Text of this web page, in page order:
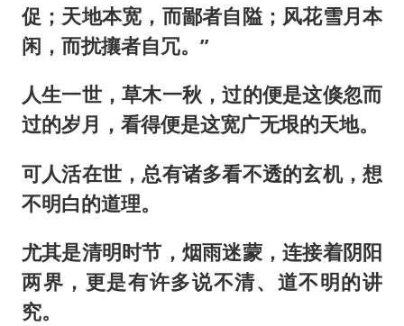
促；天地本宽，而鄙者自隘；风花雪月本
闲，而扰攘者自冗。”
人生一世，草木一秋，过的便是这倏忽而
过的岁月，看得便是这宽广无垠的天地。
可人活在世，总有诸多看不透的玄机，想
不明白的道理。
尤其是清明时节，烟雨迷蒙，连接着阴阳
两界，更是有许多说不清、道不明的讲
究。